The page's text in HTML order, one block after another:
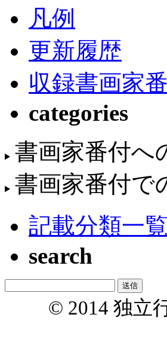
凡例
更新履歴
収録書画家
categories
書画家番付へ
書画家番付で
記載分類一覧
search
© 2014 独立